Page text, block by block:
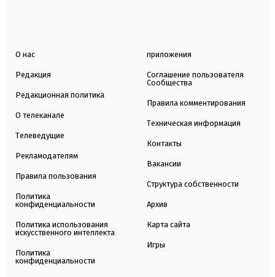
О нас
Редакция
Редакционная политика
О телеканале
Телеведущие
Рекламодателям
Правила пользования
Политика
конфиденциальности
Политика использования
искусственного интеллекта
Политика
конфиденциальности
приложения
Соглашение пользователя
Сообщества
Правила комментирования
Техническая информация
Контакты
Вакансии
Структура собственности
Архив
Карта сайта
Игры